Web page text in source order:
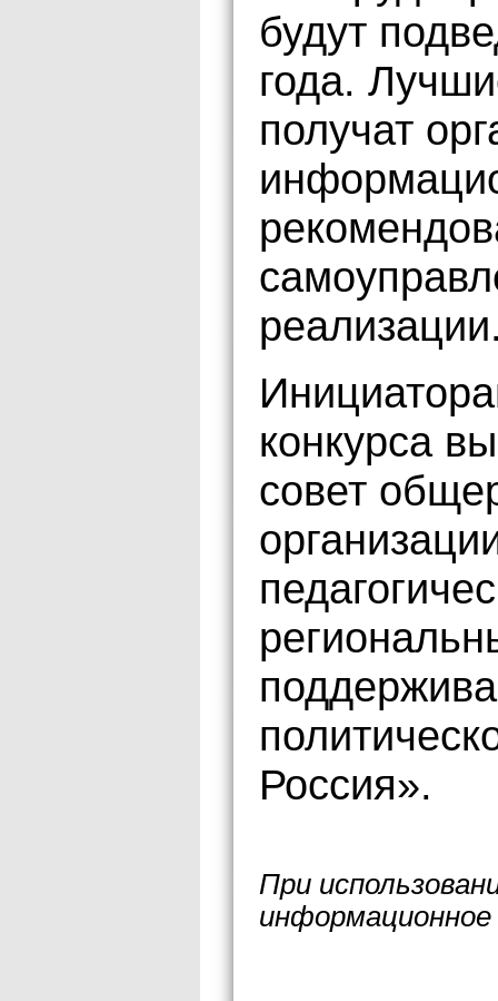
будут
года.
получат
конкурса
совет
Россия».
При